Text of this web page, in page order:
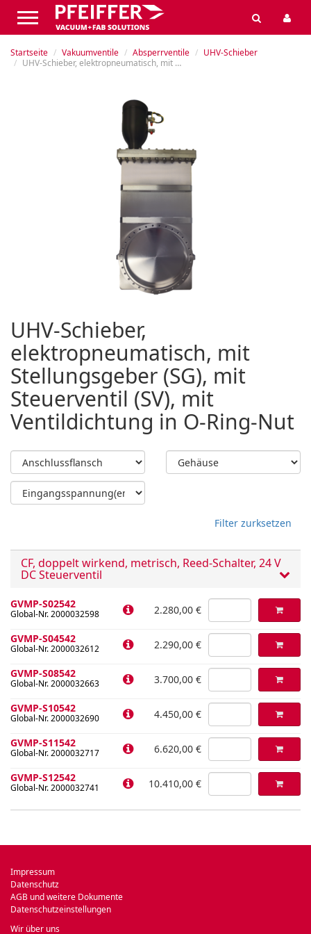
Startseite Vakuumventile Absperrventile
UHV-Schieber
UHV-Schieber, elektropneumatisch, mit Stellungsgeber (SG), mit Steuerventil (SV), mit Ventildichtung in O-Ring-Nut
UHV-Schieber,
elektropneumatisch, mit
Stellungsgeber (SG), mit
Steuerventil (SV), mit
Ventildichtung in O-Ring-Nut
Filter zurksetzen
CF, doppelt wirkend, metrisch, Reed-Schalter, 24 V
DC Steuerventil
GVMP-S02542
Global-Nr. 2000032598 2.280,00 €
GVMP-S04542
Global-Nr. 2000032612 2.290,00 €
GVMP-S08542
Global-Nr. 2000032663 3.700,00 €
GVMP-S10542
Global-Nr. 2000032690 4.450,00 €
GVMP-S11542
Global-Nr. 2000032717 6.620,00 €
GVMP-S12542
Global-Nr. 2000032741 10.410,00 €
Impressum
Datenschutz
AGB und weitere Dokumente
Datenschutzeinstellungen
Wir über uns